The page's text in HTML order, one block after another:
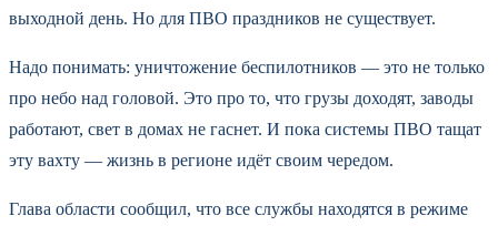
выходной день. Но для ПВО праздников не существует.
Надо понимать: уничтожение беспилотников — это не только
про небо над головой. Это про то, что грузы доходят, заводы
работают, свет в домах не гаснет. И пока системы ПВО тащат
эту вахту — жизнь в регионе идёт своим чередом.
Глава области сообщил, что все службы находятся в режиме